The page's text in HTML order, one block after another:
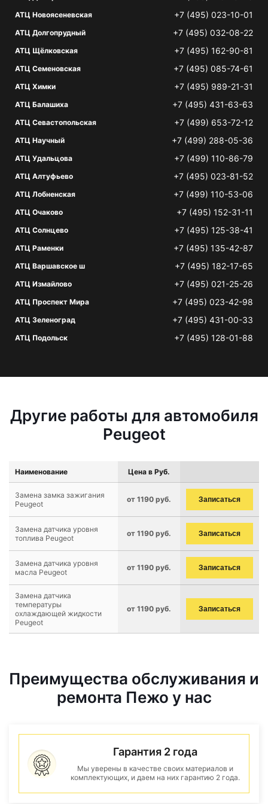
АТЦ Новоясеневская +7 (495) 023-10-01
АТЦ Долгопрудный +7 (495) 032-08-22
АТЦ Щёлковская +7 (495) 162-90-81
АТЦ Семеновская +7 (495) 085-74-61
АТЦ Химки +7 (495) 989-21-31
АТЦ Балашиха +7 (495) 431-63-63
АТЦ Севастопольская +7 (499) 653-72-12
АТЦ Научный +7 (499) 288-05-36
АТЦ Удальцова +7 (499) 110-86-79
АТЦ Алтуфьево +7 (495) 023-81-52
АТЦ Лобненская +7 (499) 110-53-06
АТЦ Очаково +7 (495) 152-31-11
АТЦ Солнцево +7 (495) 125-38-41
АТЦ Раменки +7 (495) 135-42-87
АТЦ Варшавское ш +7 (495) 182-17-65
АТЦ Измайлово +7 (495) 021-25-26
АТЦ Проспект Мира +7 (495) 023-42-98
АТЦ Зеленоград +7 (495) 431-00-33
АТЦ Подольск +7 (495) 128-01-88
Другие работы для автомобиля
Peugeot
Наименование Цена в Руб.
Замена замка зажигания
Peugeot
от 1190 руб. Записаться
Замена датчика уровня
топлива Peugeot
от 1190 руб. Записаться
Замена датчика уровня
масла Peugeot
от 1190 руб. Записаться
Замена датчика
температуры
охлаждающей жидкости
Peugeot
от 1190 руб. Записаться
Преимущества обслуживания и
ремонта Пежо у нас
Гарантия 2 года
Мы уверены в качестве своих материалов и
комплектующих, и даем на них гарантию 2 года.